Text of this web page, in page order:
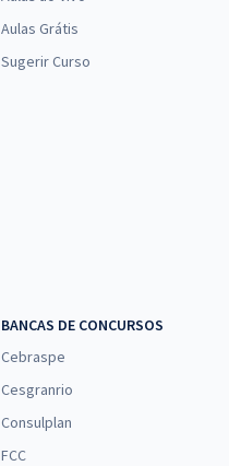
Aulas Grátis
Sugerir Curso
BANCAS DE CONCURSOS
Cebraspe
Cesgranrio
Consulplan
FCC